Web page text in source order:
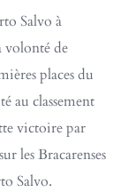
Salvo à
volonté de
places du
au classement
victoire par
les Bracarenses
Salvo.